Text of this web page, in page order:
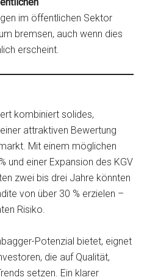
im öffentlichen Sektor
bremsen, auch wenn dies
erscheint.
kombiniert solides,
attraktiven Bewertung
Mit einem möglichen
und einer Expansion des KGV
zwei bis drei Jahre könnten
von über 30 % erzielen –
Risiko.
Potenzial bietet, eignet
die auf Qualität,
setzen. Ein klarer